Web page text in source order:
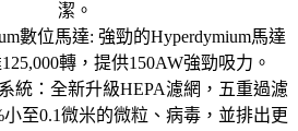
潔。
數位馬達: 強勁的Hyperdymium馬達
轉，提供150AW強勁吸力。
統：全新升級HEPA濾網，五重過濾
小至0.1微米的微粒、病毒，並排出更